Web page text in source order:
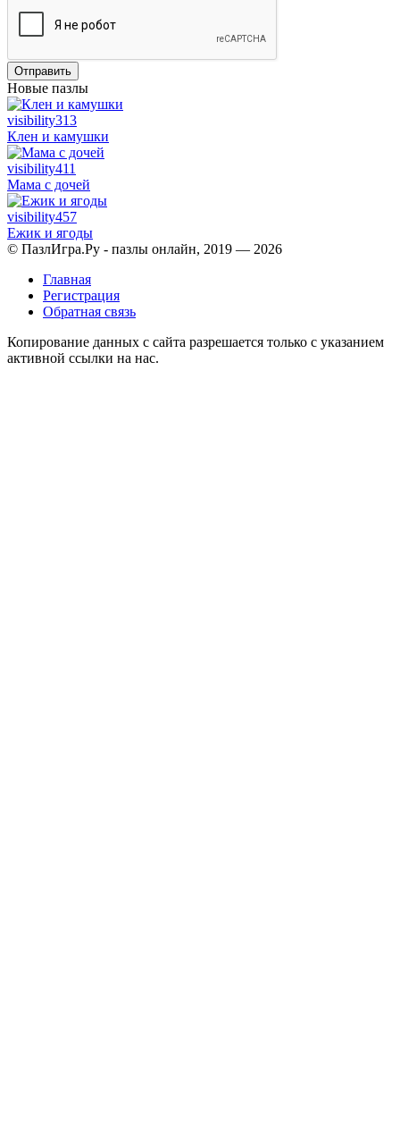
Отправить
Новые пазлы
visibility313
Клен и камушки
visibility411
Мама с дочей
visibility457
Ежик и ягоды
© ПазлИгра.Ру - пазлы онлайн, 2019 — 2026
Главная
Регистрация
Обратная связь
Копирование данных с сайта разрешается только с указанием
активной ссылки на нас.